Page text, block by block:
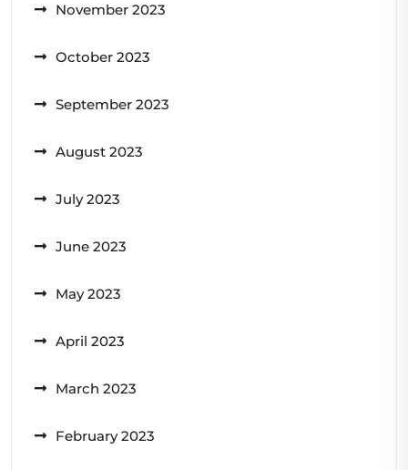
November 2023
October 2023
September 2023
August 2023
July 2023
June 2023
May 2023
April 2023
March 2023
February 2023